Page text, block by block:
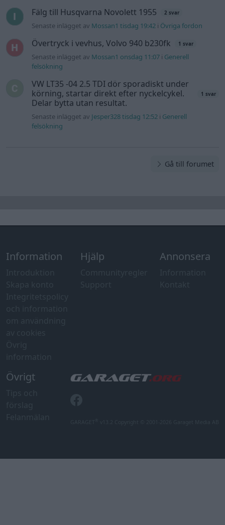
Fälg till Husqvarna Novolett 1955 2 svar
Senaste inlägget av Mossan1 tisdag 19:42 i Övriga fordon
Övertryck i vevhus, Volvo 940 b230fk 1 svar
Senaste inlägget av Mossan1 onsdag 11:07 i Generell
felsökning
VW LT35 -04 2.5 TDI dör sporadiskt under
körning, startar direkt efter nyckelcykel.
Delar bytta utan resultat.
1 svar
Senaste inlägget av Jesper328 tisdag 12:52 i Generell
felsökning
Gå till forumet
Information Hjälp Annonsera
Övrigt